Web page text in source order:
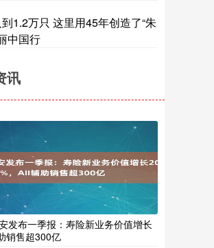
1.2万只 这里用45年创造了“朱
中国行
讯
发布一季报：寿险新业务价值增长
销售超300亿